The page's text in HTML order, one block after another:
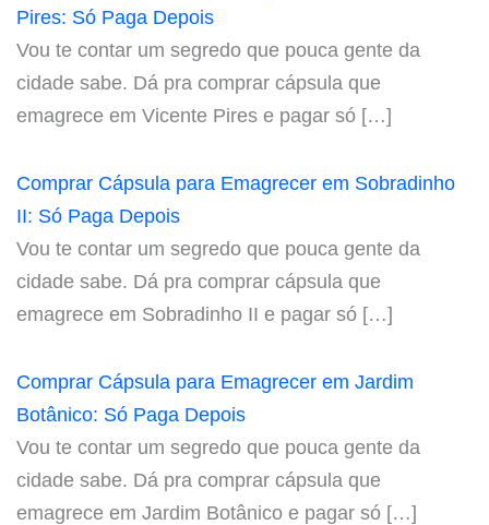
Pires: Só Paga Depois
Vou te contar um segredo que pouca gente da
cidade sabe. Dá pra comprar cápsula que
emagrece em Vicente Pires e pagar só […]
Comprar Cápsula para Emagrecer em Sobradinho
II: Só Paga Depois
Vou te contar um segredo que pouca gente da
cidade sabe. Dá pra comprar cápsula que
emagrece em Sobradinho II e pagar só […]
Comprar Cápsula para Emagrecer em Jardim
Botânico: Só Paga Depois
Vou te contar um segredo que pouca gente da
cidade sabe. Dá pra comprar cápsula que
emagrece em Jardim Botânico e pagar só […]